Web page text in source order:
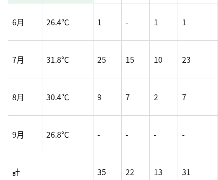
6月 26.4℃ 1 - 1 1
7月 31.8℃ 25 15 10 23
8月 30.4℃ 9 7 2 7
9月 26.8℃ - - - -
計 35 22 13 31